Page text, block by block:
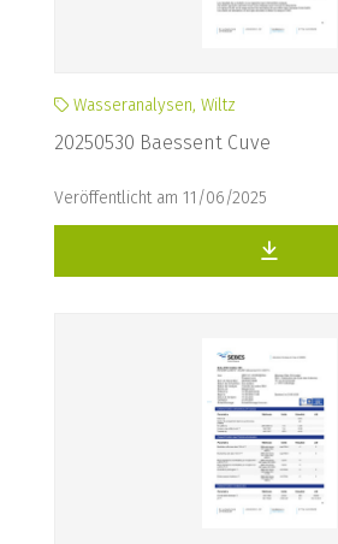
Wasseranalysen, Wiltz
20250530 Baessent Cuve
Veröffentlicht am 11/06/2025